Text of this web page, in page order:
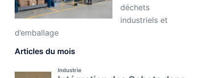
déchets
industriels et
d’emballage
Articles du mois